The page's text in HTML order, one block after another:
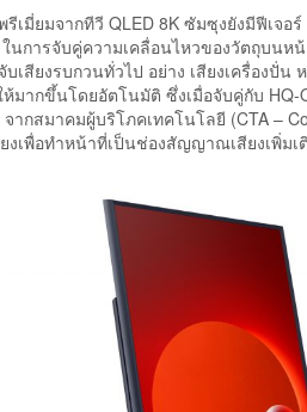
มี่ยมจากทีวี QLED 8K ซัมซุงยังมีฟีเจอร์
นการจับคู่ความเคลื่อนไหวของวัตถุบนห
บเสียงรบกวนทั่วไป อย่าง เสียงเครื่องปั่
มากขึ้นโดยอัตโนมัติ ซึ่งเมื่อจับคู่กับ HQ-
จากสมาคมผู้บริโภคเทคโนโลยี (CTA –
งเพื่อทำหน้าที่เป็นช่องสัญญาณเสียงเพิ่ม